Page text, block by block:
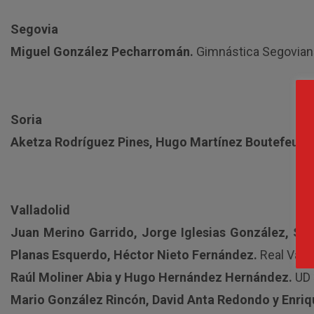
Segovia
Miguel González Pecharromán. Gimnástica
Soria
Aketza Rodríguez Pines, Hugo Martínez Boutefeu y
Valladolid
Juan Merino Garrido, Jorge Iglesias González,
Planas Esquerdo, Héctor Nieto Fernández. Real
Raúl Moliner Abia y Hugo Hernández Hernández.
Mario González Rincón, David Anta Redondo y